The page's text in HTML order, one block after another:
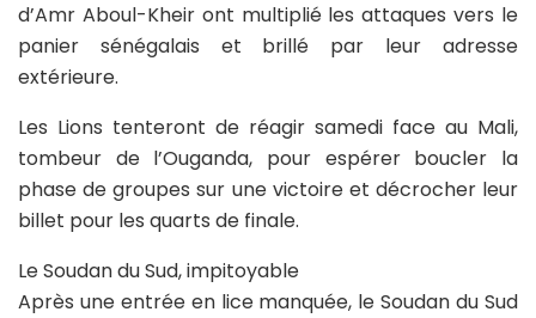
d’Amr Aboul-Kheir ont multiplié les attaques vers le
panier sénégalais et brillé par leur adresse
extérieure.
Les Lions tenteront de réagir samedi face au Mali,
tombeur de l’Ouganda, pour espérer boucler la
phase de groupes sur une victoire et décrocher leur
billet pour les quarts de finale.
Le Soudan du Sud, impitoyable
Après une entrée en lice manquée, le Soudan du Sud